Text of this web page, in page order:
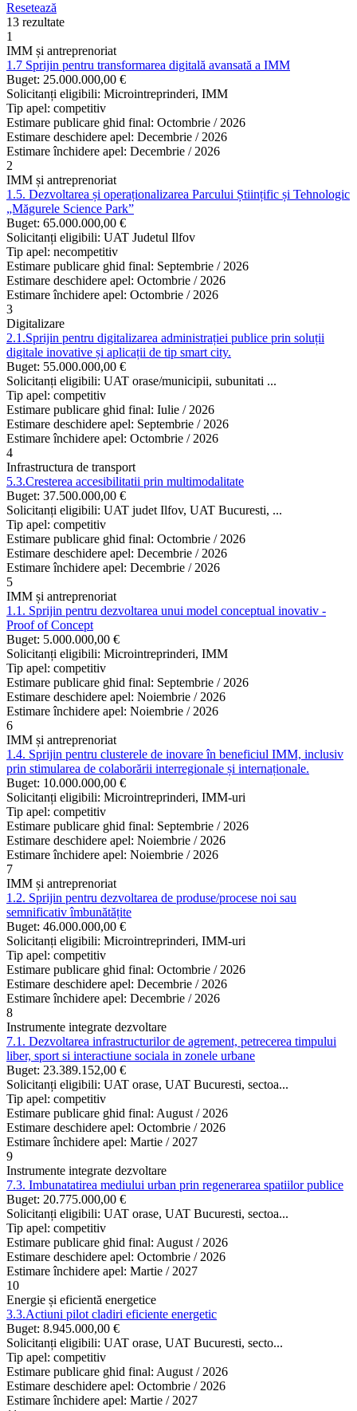
Resetează
13 rezultate
1
IMM și antreprenoriat
1.7 Sprijin pentru transformarea digitală avansată a IMM
Buget: 25.000.000,00 €
Solicitanți eligibili: Microintreprinderi, IMM
Tip apel: competitiv
Estimare publicare ghid final: Octombrie / 2026
Estimare deschidere apel: Decembrie / 2026
Estimare închidere apel: Decembrie / 2026
2
IMM și antreprenoriat
1.5. Dezvoltarea și operaționalizarea Parcului Științific și Tehnologic
„Măgurele Science Park”
Buget: 65.000.000,00 €
Solicitanți eligibili: UAT Judetul Ilfov
Tip apel: necompetitiv
Estimare publicare ghid final: Septembrie / 2026
Estimare deschidere apel: Octombrie / 2026
Estimare închidere apel: Octombrie / 2026
3
Digitalizare
2.1.Sprijin pentru digitalizarea administrației publice prin soluții
digitale inovative și aplicații de tip smart city.
Buget: 55.000.000,00 €
Solicitanți eligibili: UAT orase/municipii, subunitati ...
Tip apel: competitiv
Estimare publicare ghid final: Iulie / 2026
Estimare deschidere apel: Septembrie / 2026
Estimare închidere apel: Octombrie / 2026
4
Infrastructura de transport
5.3.Cresterea accesibilitatii prin multimodalitate
Buget: 37.500.000,00 €
Solicitanți eligibili: UAT judet Ilfov, UAT Bucuresti, ...
Tip apel: competitiv
Estimare publicare ghid final: Octombrie / 2026
Estimare deschidere apel: Decembrie / 2026
Estimare închidere apel: Decembrie / 2026
5
IMM și antreprenoriat
1.1. Sprijin pentru dezvoltarea unui model conceptual inovativ -
Proof of Concept
Buget: 5.000.000,00 €
Solicitanți eligibili: Microintreprinderi, IMM
Tip apel: competitiv
Estimare publicare ghid final: Septembrie / 2026
Estimare deschidere apel: Noiembrie / 2026
Estimare închidere apel: Noiembrie / 2026
6
IMM și antreprenoriat
1.4. Sprijin pentru clusterele de inovare în beneficiul IMM, inclusiv
prin stimularea de colaborării interregionale și internaționale.
Buget: 10.000.000,00 €
Solicitanți eligibili: Microintreprinderi, IMM-uri
Tip apel: competitiv
Estimare publicare ghid final: Septembrie / 2026
Estimare deschidere apel: Noiembrie / 2026
Estimare închidere apel: Noiembrie / 2026
7
IMM și antreprenoriat
1.2. Sprijin pentru dezvoltarea de produse/procese noi sau
semnificativ îmbunătățite
Buget: 46.000.000,00 €
Solicitanți eligibili: Microintreprinderi, IMM-uri
Tip apel: competitiv
Estimare publicare ghid final: Octombrie / 2026
Estimare deschidere apel: Decembrie / 2026
Estimare închidere apel: Decembrie / 2026
8
Instrumente integrate dezvoltare
7.1. Dezvoltarea infrastructurilor de agrement, petrecerea timpului
liber, sport si interactiune sociala in zonele urbane
Buget: 23.389.152,00 €
Solicitanți eligibili: UAT orase, UAT Bucuresti, sectoa...
Tip apel: competitiv
Estimare publicare ghid final: August / 2026
Estimare deschidere apel: Octombrie / 2026
Estimare închidere apel: Martie / 2027
9
Instrumente integrate dezvoltare
7.3. Imbunatatirea mediului urban prin regenerarea spatiilor publice
Buget: 20.775.000,00 €
Solicitanți eligibili: UAT orase, UAT Bucuresti, sectoa...
Tip apel: competitiv
Estimare publicare ghid final: August / 2026
Estimare deschidere apel: Octombrie / 2026
Estimare închidere apel: Martie / 2027
10
Energie și eficientă energetice
3.3.Actiuni pilot cladiri eficiente energetic
Buget: 8.945.000,00 €
Solicitanți eligibili: UAT orase, UAT Bucuresti, secto...
Tip apel: competitiv
Estimare publicare ghid final: August / 2026
Estimare deschidere apel: Octombrie / 2026
Estimare închidere apel: Martie / 2027